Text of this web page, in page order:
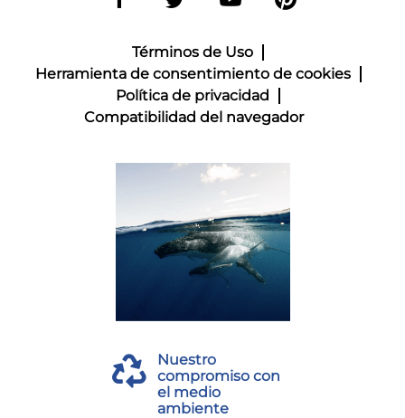
Términos de Uso
Herramienta de consentimiento de cookies
Política de privacidad
Compatibilidad del navegador
Nuestro
compromiso con
el medio
ambiente